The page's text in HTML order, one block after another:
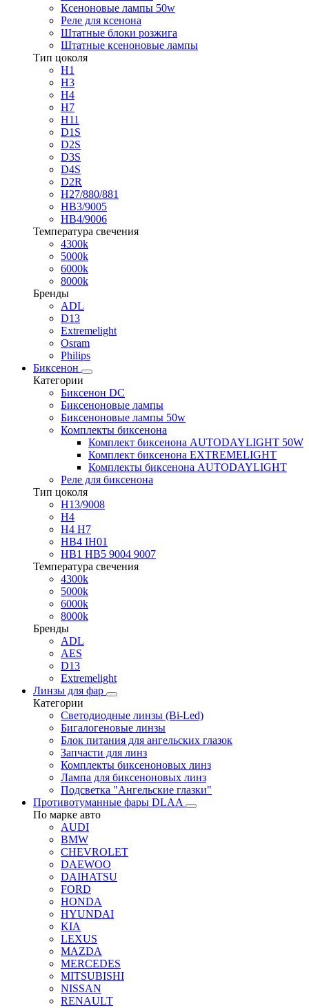
Ксеноновые лампы 50w
Реле для ксенона
Штатные блоки розжига
Штатные ксеноновые лампы
Тип цоколя
H1
H3
H4
H7
H11
D1S
D2S
D3S
D4S
D2R
H27/880/881
HB3/9005
HB4/9006
Температура свечения
4300k
5000k
6000k
8000k
Бренды
ADL
D13
Extremelight
Osram
Philips
Биксенон
Категории
Биксенон DC
Биксеноновые лампы
Биксеноновые лампы 50w
Комплекты биксенона
Комплект биксенона AUTODAYLIGHT 50W
Комплект биксенона EXTREMELIGHT
Комплекты биксенона AUTODAYLIGHT
Реле для биксенона
Тип цоколя
H13/9008
H4
H4 H7
HB4 IH01
HB1 HB5 9004 9007
Температура свечения
4300k
5000k
6000k
8000k
Бренды
ADL
AES
D13
Extremelight
Линзы для фар
Категории
Светодиодные линзы (Bi-Led)
Бигалогеновые линзы
Блок питания для ангельских глазок
Запчасти для линз
Комплекты биксеноновых линз
Лампа для биксеноновых линз
Подсветка "Ангельские глазки"
Противотуманные фары DLAA
По марке авто
AUDI
BMW
CHEVROLET
DAEWOO
DAIHATSU
FORD
HONDA
HYUNDAI
KIA
LEXUS
MAZDA
MERCEDES
MITSUBISHI
NISSAN
RENAULT